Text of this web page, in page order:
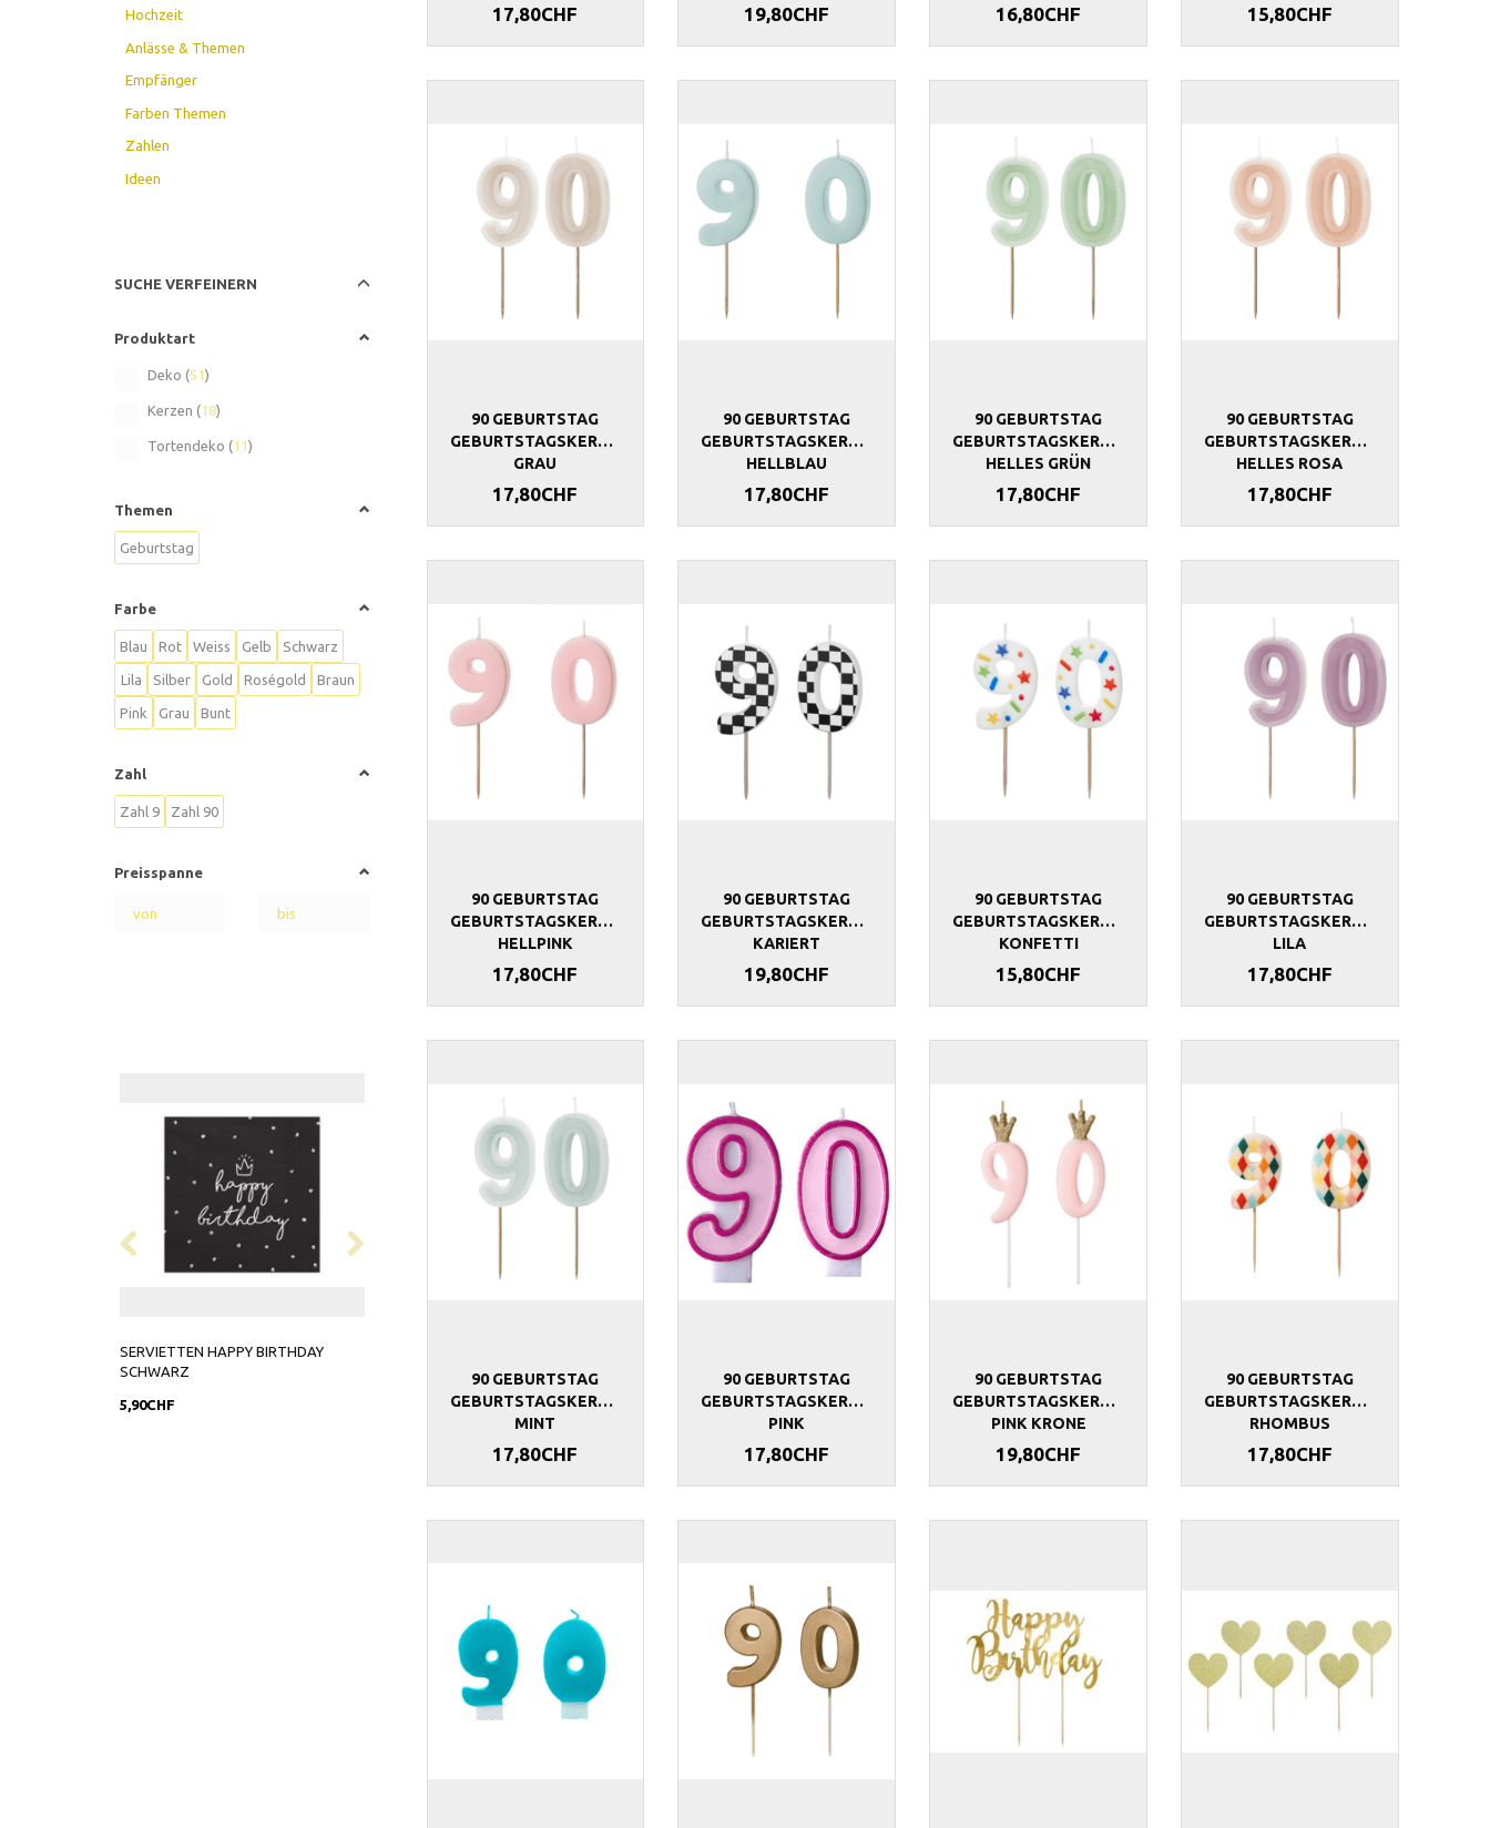
Hochzeit
Anlässe & Themen
Empfänger
Farben Themen
Zahlen
Ideen
SUCHE VERFEINERN
Produktart
Deko (51)
Kerzen (18)
Tortendeko (11)
Themen
Geburtstag
Farbe
Blau Rot Weiss Gelb Schwarz
Lila Silber Gold Roségold Braun
Pink Grau Bunt
Zahl
Zahl 9 Zahl 90
Preisspanne
SERVIETTEN HAPPY BIRTHDAY
SCHWARZ
5,90CHF
17,80CHF 19,80CHF 16,80CHF 15,80CHF
90 GEBURTSTAG
GEBURTSTAGSKERZEN
GRAU
17,80CHF
90 GEBURTSTAG
GEBURTSTAGSKERZEN
HELLBLAU
17,80CHF
90 GEBURTSTAG
GEBURTSTAGSKERZEN
HELLES GRÜN
17,80CHF
90 GEBURTSTAG
GEBURTSTAGSKERZEN
HELLES ROSA
17,80CHF
90 GEBURTSTAG
GEBURTSTAGSKERZEN
HELLPINK
17,80CHF
90 GEBURTSTAG
GEBURTSTAGSKERZEN
KARIERT
19,80CHF
90 GEBURTSTAG
GEBURTSTAGSKERZEN
KONFETTI
15,80CHF
90 GEBURTSTAG
GEBURTSTAGSKERZEN
LILA
17,80CHF
90 GEBURTSTAG
GEBURTSTAGSKERZEN
MINT
17,80CHF
90 GEBURTSTAG
GEBURTSTAGSKERZEN
PINK
17,80CHF
90 GEBURTSTAG
GEBURTSTAGSKERZEN
PINK KRONE
19,80CHF
90 GEBURTSTAG
GEBURTSTAGSKERZEN
RHOMBUS
17,80CHF